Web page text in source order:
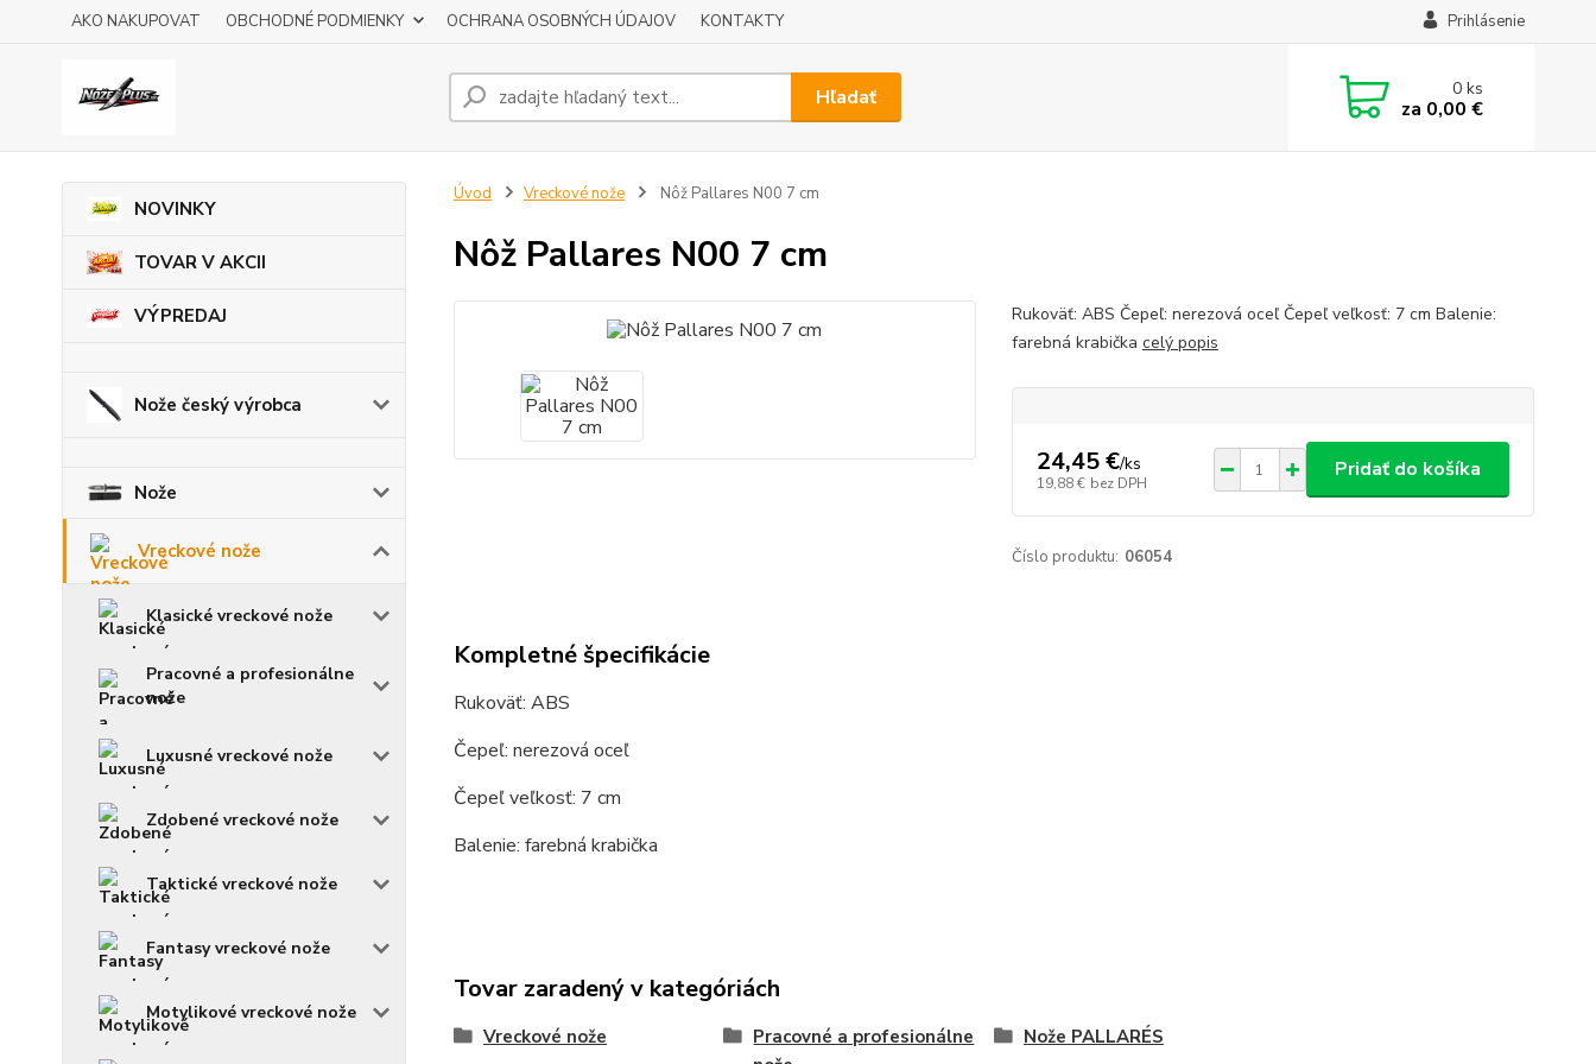
AKO NAKUPOVAT OBCHODNÉ PODMIENKY OCHRANA OSOBNÝCH ÚDAJOV KONTAKTY Prihlásenie
Hľadať 0ks
za 0,00 €
NOVINKY
TOVAR V AKCII
VÝPREDAJ
Nože český výrobca
Nože
Vreckové nože
Klasické vreckové nože
Pracovné a profesionálne
nože
Luxusné vreckové nože
Zdobené vreckové nože
Taktické vreckové nože
Fantasy vreckové nože
Motylikové vreckové nože
Úvod Vreckové nože Nôž Pallares N00 7 cm
Nôž Pallares N00 7 cm
Rukoväť: ABS Čepeľ: nerezová oceľ Čepeľ veľkosť: 7 cm Balenie:
farebná krabička celý popis
24,45 €/ks
19,88 € bez DPH
Pridať do košíka
Číslo produktu: 06054
Kompletné špecifikácie
Rukoväť: ABS
Čepeľ: nerezová oceľ
Čepeľ veľkosť: 7 cm
Balenie: farebná krabička
Tovar zaradený v kategóriách
Vreckové nože
Pracovné a profesionálne
Nože PALLARÉS